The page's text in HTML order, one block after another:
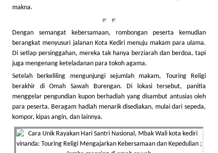
makna.
Dengan semangat kebersamaan, rombongan peserta kemudian
berangkat menyusuri jalanan Kota Kediri menuju makam para ulama.
Di setiap persinggahan, mereka tak hanya berziarah dan berdoa, tapi
juga mengenang keteladanan para tokoh agama.
Setelah berkeliling mengunjungi sejumlah makam, Touring Religi
berakhir di Omah Sawah Burengan. Di lokasi tersebut, panitia
menggelar pengundian kupon berhadiah yang disambut antusias oleh
para peserta. Beragam hadiah menarik disediakan, mulai dari sepeda,
kompor, kipas angin, dan lainnya.